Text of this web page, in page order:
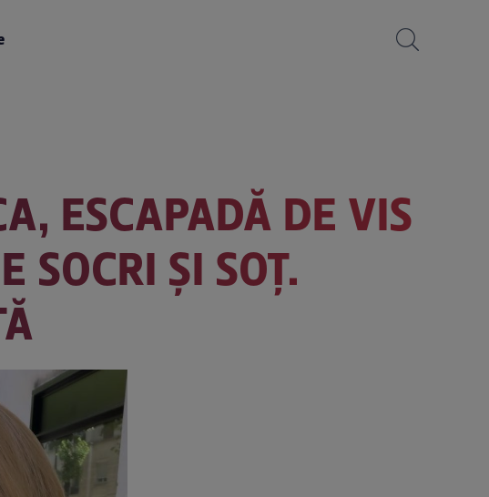
ESCAPADĂ DE VIS
SOCRI ȘI SOȚ.